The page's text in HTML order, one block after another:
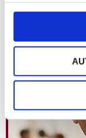
Montagne.